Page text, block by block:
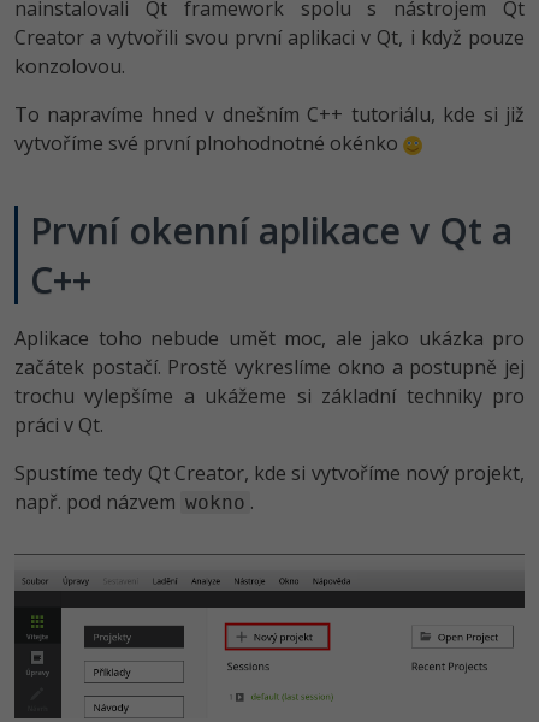
UML a návrhové vzory
Spring
ASP.NET MVC
HTML / CSS
UML a návrhové vzory
MySQL/MariaDB
MS-SQL
Webdesigner
Tester
Systémový administrátor
3D grafik
Databázový analytik
Copywriter
WordPress specialista
C++ -80%
Swift
Kotlin -80%
VB.NET
Návrh SW -80%
Algoritmy -41%
Umělá inteligence (AI) -10%
Více
Fórum
Kurzy e-commerce
nainstalovali Qt framework spolu s nástrojem Qt
Creator a vytvořili svou první aplikaci v Qt, i když pouze
konzolovou.
To napravíme hned v dnešním C++ tutoriálu, kde si již
vytvoříme své první plnohodnotné okénko
První okenní aplikace v Qt a
C++
Aplikace toho nebude umět moc, ale jako ukázka pro
začátek postačí. Prostě vykreslíme okno a postupně jej
trochu vylepšíme a ukážeme si základní techniky pro
práci v Qt.
Spustíme tedy Qt Creator, kde si vytvoříme nový projekt,
např. pod názvem wokno .